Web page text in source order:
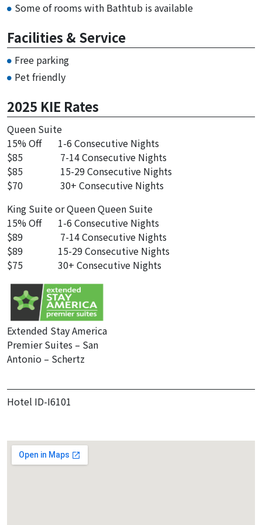
Some of rooms with Bathtub is available
Facilities & Service
Free parking
Pet friendly
2025 KIE Rates
Queen Suite
15% Off 1-6 Consecutive Nights
$85 7-14 Consecutive Nights
$85 15-29 Consecutive Nights
$70 30+ Consecutive Nights
King Suite or Queen Queen Suite
15% Off 1-6 Consecutive Nights
$89 7-14 Consecutive Nights
$89 15-29 Consecutive Nights
$75 30+ Consecutive Nights
Extended Stay America
Premier Suites – San
Antonio – Schertz
Hotel ID-I6101